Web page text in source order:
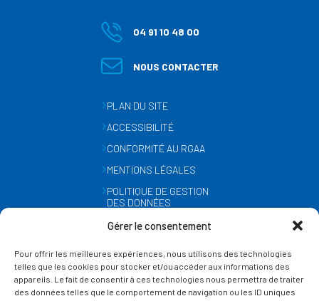
Gérer le consentement
Pour offrir les meilleures expériences, nous utilisons des technologies
telles que les cookies pour stocker et/ou accéder aux informations des
appareils. Le fait de consentir à ces technologies nous permettra de traiter
des données telles que le comportement de navigation ou les ID uniques
04 91 10 48 00
NOUS CONTACTER
PLAN DU SITE
ACCESSIBILITÉ
CONFORMITÉ AU RGAA
MENTIONS LÉGALES
POLITIQUE DE GESTION
DES DONNÉES
GESTION DES COOKIES